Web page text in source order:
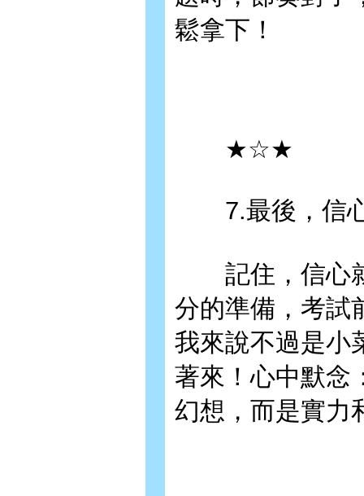
鬆拿下！
★☆★
7.最後，信
記住，信心就
分的準備，考試
我來說不過是小
著來！心中默念
幻想，而是實力